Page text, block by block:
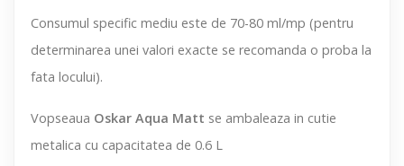
Consumul specific mediu este de 70-80 ml/mp (pentru
determinarea unei valori exacte se recomanda o proba la
fata locului).
Vopseaua Oskar Aqua Matt se ambaleaza in cutie
metalica cu capacitatea de 0.6 L